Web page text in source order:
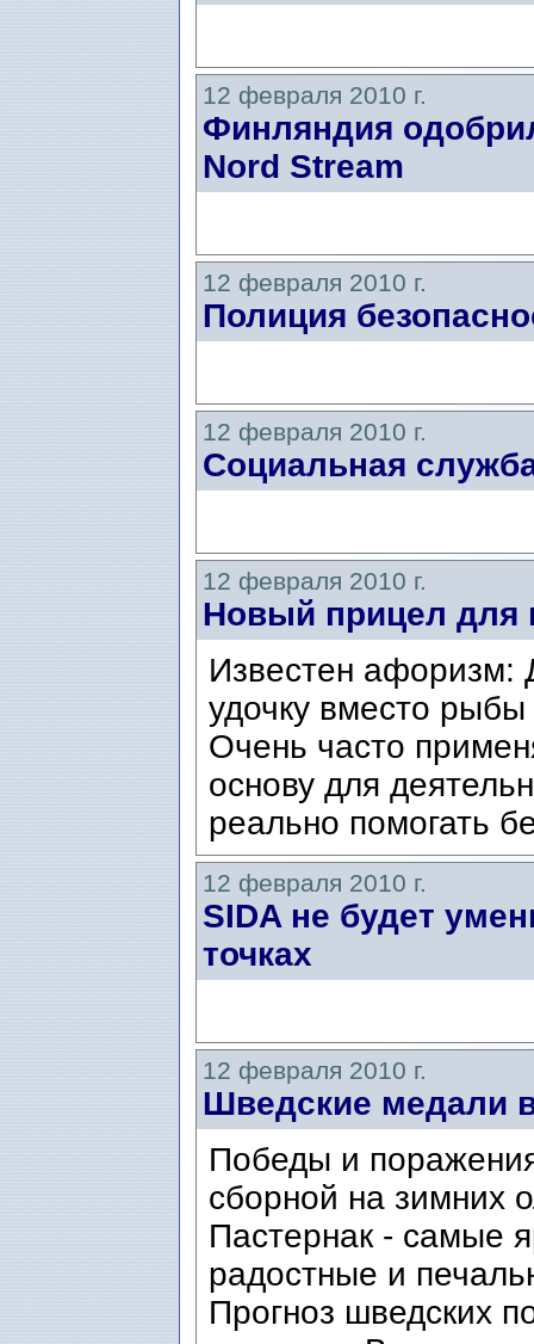
12 февраля 2010 г.
Финляндия
Nord Stream
12 февраля 2010 г.
Полиция
12 февраля 2010 г.
Социальная
12 февраля 2010 г.
Новый прицел для
Известен афоризм:
удочку вместо
Очень часто
основу для
реально помогать
12 февраля 2010 г.
SIDA не будет
точках
12 февраля 2010 г.
Шведские медали
Победы и
сборной на зимних
Пастернак - самые
радостные и
Прогноз шведских